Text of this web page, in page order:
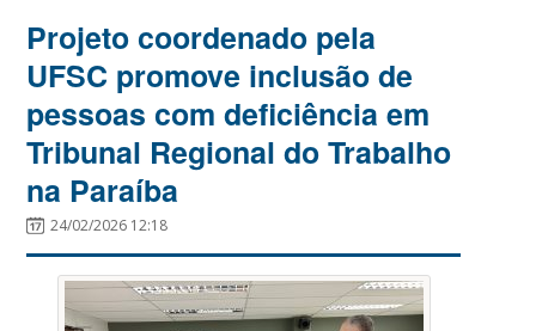
Projeto coordenado pela
UFSC promove inclusão de
pessoas com deficiência em
Tribunal Regional do Trabalho
na Paraíba
24/02/2026 12:18